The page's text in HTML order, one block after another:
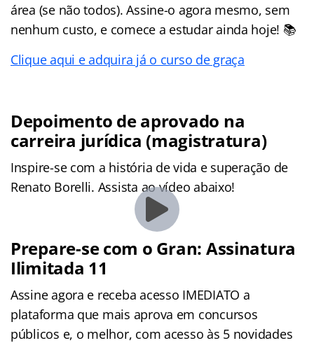
área (se não todos). Assine-o agora mesmo, sem
nenhum custo, e comece a estudar ainda hoje! 📚
Clique aqui e adquira já o curso de graça
Depoimento de aprovado na
carreira jurídica (magistratura)
Inspire-se com a história de vida e superação de
Renato Borelli. Assista ao vídeo abaixo!
Prepare-se com o Gran: Assinatura
Ilimitada 11
Assine agora e receba acesso IMEDIATO a
plataforma que mais aprova em concursos
públicos e, o melhor, com acesso às 5 novidades